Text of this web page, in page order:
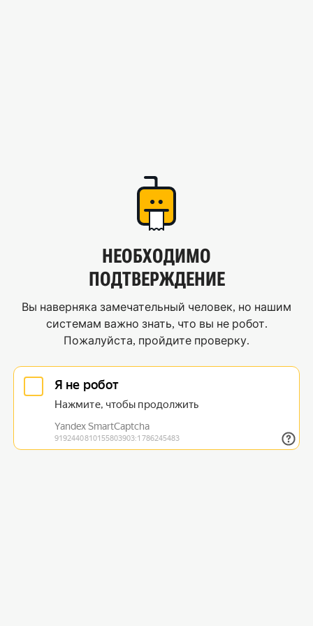
НЕОБХОДИМО
ПОДТВЕРЖДЕНИЕ
Вы наверняка замечательный человек, но нашим
системам важно знать, что вы не робот.
Пожалуйста, пройдите проверку.